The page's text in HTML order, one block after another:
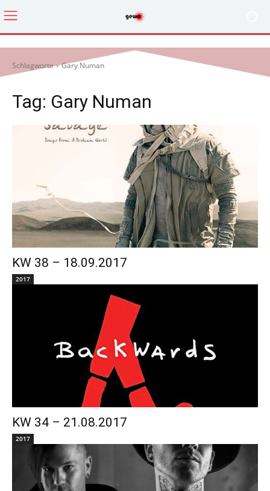
Schlagworte Gary Numan
Tag: Gary Numan
KW 38 – 18.09.2017
2017
KW 34 – 21.08.2017
2017